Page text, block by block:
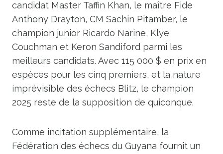
candidat Master Taffin Khan, le maître Fide
Anthony Drayton, CM Sachin Pitamber, le
champion junior Ricardo Narine, Klye
Couchman et Keron Sandiford parmi les
meilleurs candidats. Avec 115 000 $ en prix en
espèces pour les cinq premiers, et la nature
imprévisible des échecs Blitz, le champion
2025 reste de la supposition de quiconque.
Comme incitation supplémentaire, la
Fédération des échecs du Guyana fournit un